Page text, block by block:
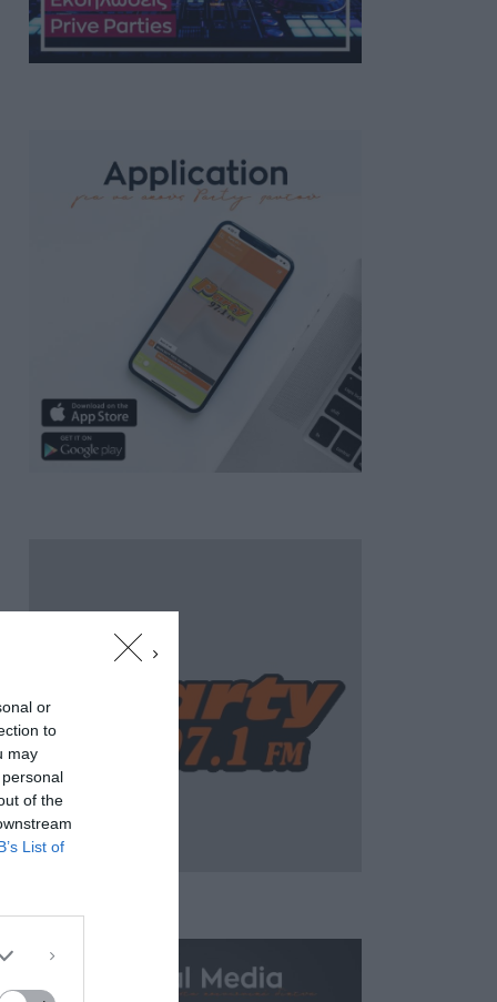
or
to
may
of the
List of